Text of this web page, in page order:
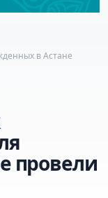
в Астане
провели